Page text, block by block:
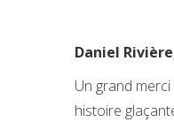
Daniel
Un grand
histoire